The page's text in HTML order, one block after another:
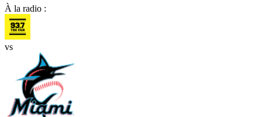
À la radio :
vs